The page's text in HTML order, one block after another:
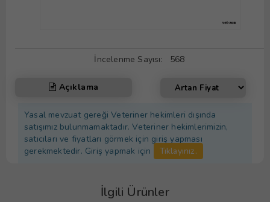
İncelenme Sayısı: 568
Açıklama
Yasal mevzuat gereği Veteriner hekimleri dışında
satışımız bulunmamaktadır. Veteriner hekimlerimizin,
satıcıları ve fiyatları görmek için giriş yapması
gerekmektedir. Giriş yapmak için
Tıklayınız.
İlgili Ürünler